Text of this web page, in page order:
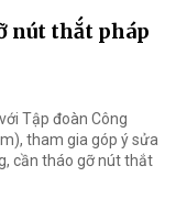
nút thắt pháp
Tập đoàn Công
tham gia góp ý sửa
cần tháo gỡ nút thắt